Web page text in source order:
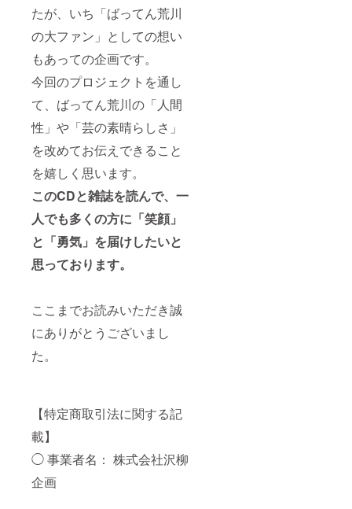
たが、いち「ばってん荒川
の大ファン」としての想い
もあっての企画です。
今回のプロジェクトを通し
て、ばってん荒川の「人間
性」や「芸の素晴らしさ」
を改めてお伝えできること
を嬉しく思います。
このCDと雑誌を読んで、一
人でも多くの方に「笑顔」
と「勇気」を届けしたいと
思っております。
ここまでお読みいただき誠
にありがとうございまし
た。
【特定商取引法に関する記
載】
◯ 事業者名： 株式会社沢柳
企画